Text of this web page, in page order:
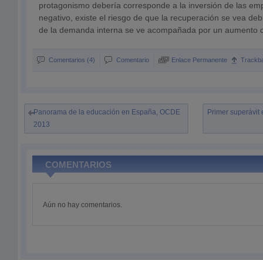
protagonismo debería corresponde a la inversión de las
negativo, existe el riesgo de que la recuperación se vea
de la demanda interna se ve acompañada por un aumento
Comentarios (4) Comentario Enlace Permanente
Panorama de la educación en España, OCDE
2013
Primer superávit
COMENTARIOS
Aún no hay comentarios.